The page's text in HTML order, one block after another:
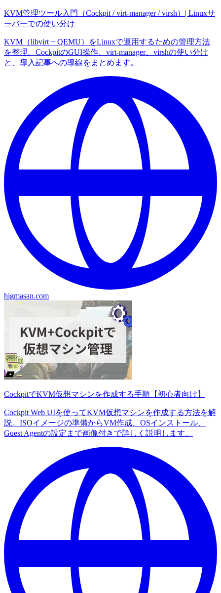
KVM管理ツール入門（Cockpit / virt-manager / virsh）| Linuxサ
ーバーでの使い分け
KVM（libvirt + QEMU）をLinuxで運用するための管理方法
を整理。CockpitのGUI操作、virt-manager、virshの使い分け
と、導入記事への導線をまとめます。
higmasan.com
CockpitでKVM仮想マシンを作成する手順【初心者向け】
Cockpit Web UIを使ってKVM仮想マシンを作成する方法を解
説。ISOイメージの準備からVM作成、OSインストール、
Guest Agentの設定まで画像付きで詳しく説明します。